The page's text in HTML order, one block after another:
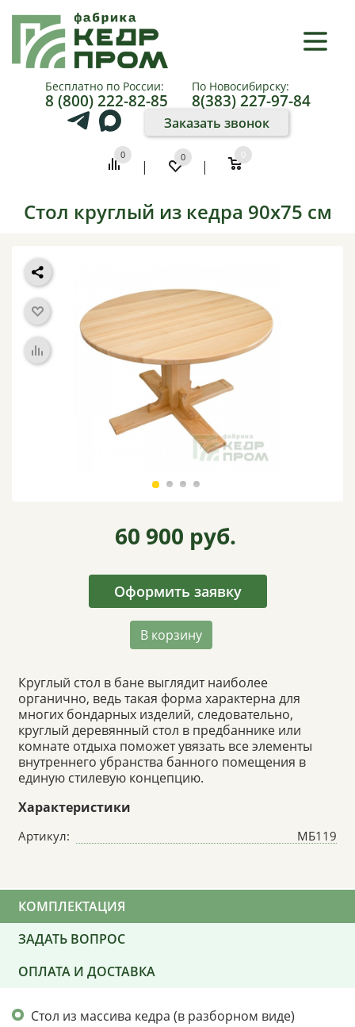
Бесплатно по России:
8 (800) 222-82-85
По Новосибирску:
8(383) 227-97-84
Заказать звонок
0
|
0
|
0
КАТАЛОГ
КОМПАНИИ
КУПИТЬ
ФОТО
И
ВИДЕО
КОНТАКТЫ
Стол круглый из кедра 90x75 см
60 900 руб.
Оформить заявку
В корзину
Круглый стол в бане выглядит наиболее
органично, ведь такая форма характерна для
многих бондарных изделий, следовательно,
круглый деревянный стол в предбаннике или
комнате отдыха поможет увязать все элементы
внутреннего убранства банного помещения в
единую стилевую концепцию.
Характеристики
Артикул: МБ119
КОМПЛЕКТАЦИЯ
ЗАДАТЬ ВОПРОС
ОПЛАТА И ДОСТАВКА
Стол из массива кедра (в разборном виде)